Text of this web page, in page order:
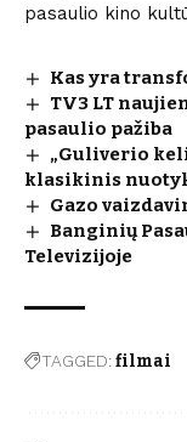
pasaulio kino
Kas yra
TV3 LT
pasaulio pažiba
„Guliverio
klasikinis
Gazo
Banginių
Televizijoje
TAGGED:filmai